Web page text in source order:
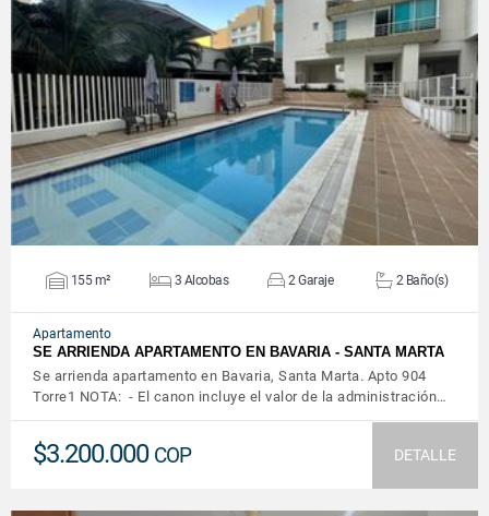
VER DETALLES
155 m² 3 Alcobas 2 Garaje 2 Baño(s)
Apartamento
SE ARRIENDA APARTAMENTO EN BAVARIA - SANTA MARTA
Se arrienda apartamento en Bavaria, Santa Marta. Apto 904
Torre1 NOTA: - El canon incluye el valor de la administración…
$3.200.000 COP DETALLE